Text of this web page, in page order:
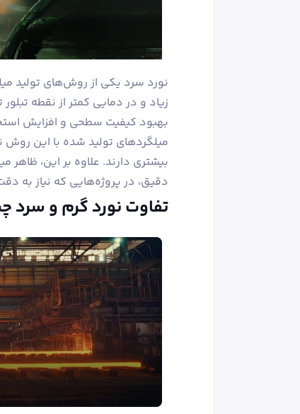
نورد سرد یکی از روش‌های تولید
زیاد و در دمایی کمتر از نقطه
بهبود کیفیت سطحی و افزایش
میلگردهای تولید شده با این
بیشتری دارند. علاوه بر این، ظاهر
دقیق، در پروژه‌هایی که نیاز به دقت
تفاوت نورد گرم و سرد